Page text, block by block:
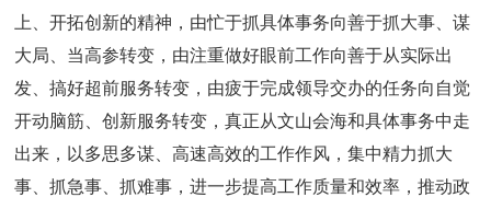
上、开拓创新的精神，由忙于抓具体事务向善于抓大事、谋
大局、当高参转变，由注重做好眼前工作向善于从实际出
发、搞好超前服务转变，由疲于完成领导交办的任务向自觉
开动脑筋、创新服务转变，真正从文山会海和具体事务中走
出来，以多思多谋、高速高效的工作作风，集中精力抓大
事、抓急事、抓难事，进一步提高工作质量和效率，推动政